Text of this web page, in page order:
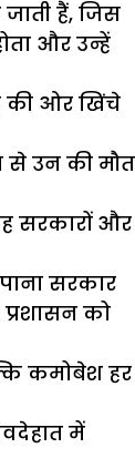
हैं, जिस
और उन्हें
की ओर खिंचे
से उन की मौत
सरकारों और
सरकार
को
कमोबेश हर
में